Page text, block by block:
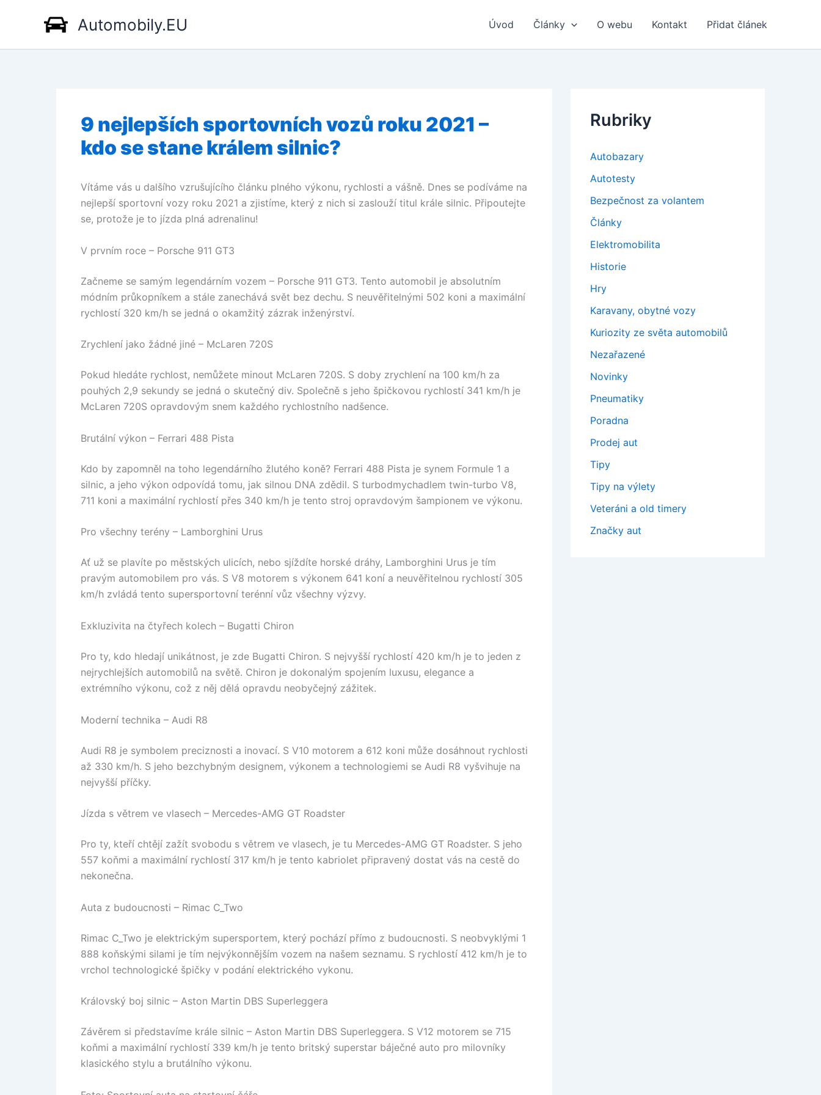
Automobily.EU Úvod Články O webu Kontakt Přidat článek
9 nejlepších sportovních vozů roku 2021 –
kdo se stane králem silnic?
Vítáme vás u dalšího vzrušujícího článku plného výkonu, rychlosti a vášně. Dnes se podíváme na
nejlepší sportovní vozy roku 2021 a zjistíme, který z nich si zaslouží titul krále silnic. Připoutejte
se, protože je to jízda plná adrenalinu!
V prvním roce – Porsche 911 GT3
Začneme se samým legendárním vozem – Porsche 911 GT3. Tento automobil je absolutním
módním průkopníkem a stále zanechává svět bez dechu. S neuvěřitelnými 502 koni a maximální
rychlostí 320 km/h se jedná o okamžitý zázrak inženýrství.
Zrychlení jako žádné jiné – McLaren 720S
Pokud hledáte rychlost, nemůžete minout McLaren 720S. S doby zrychlení na 100 km/h za
pouhých 2,9 sekundy se jedná o skutečný div. Společně s jeho špičkovou rychlostí 341 km/h je
McLaren 720S opravdovým snem každého rychlostního nadšence.
Brutální výkon – Ferrari 488 Pista
Kdo by zapomněl na toho legendárního žlutého koně? Ferrari 488 Pista je synem Formule 1 a
silnic, a jeho výkon odpovídá tomu, jak silnou DNA zdědil. S turbodmychadlem twin-turbo V8,
711 koni a maximální rychlostí přes 340 km/h je tento stroj opravdovým šampionem ve výkonu.
Pro všechny terény – Lamborghini Urus
Ať už se plavíte po městských ulicích, nebo sjíždíte horské dráhy, Lamborghini Urus je tím
pravým automobilem pro vás. S V8 motorem s výkonem 641 koní a neuvěřitelnou rychlostí 305
km/h zvládá tento supersportovní terénní vůz všechny výzvy.
Exkluzivita na čtyřech kolech – Bugatti Chiron
Pro ty, kdo hledají unikátnost, je zde Bugatti Chiron. S nejvyšší rychlostí 420 km/h je to jeden z
nejrychlejších automobilů na světě. Chiron je dokonalým spojením luxusu, elegance a
extrémního výkonu, což z něj dělá opravdu neobyčejný zážitek.
Moderní technika – Audi R8
Audi R8 je symbolem preciznosti a inovací. S V10 motorem a 612 koni může dosáhnout rychlosti
až 330 km/h. S jeho bezchybným designem, výkonem a technologiemi se Audi R8 vyšvihuje na
nejvyšší příčky.
Jízda s větrem ve vlasech – Mercedes-AMG GT Roadster
Pro ty, kteří chtějí zažít svobodu s větrem ve vlasech, je tu Mercedes-AMG GT Roadster. S jeho
557 koňmi a maximální rychlostí 317 km/h je tento kabriolet připravený dostat vás na cestě do
nekonečna.
Auta z budoucnosti – Rimac C_Two
Rimac C_Two je elektrickým supersportem, který pochází přímo z budoucnosti. S neobvyklými 1
888 koňskými silami je tím nejvýkonnějším vozem na našem seznamu. S rychlostí 412 km/h je to
vrchol technologické špičky v podání elektrického vykonu.
Královský boj silnic – Aston Martin DBS Superleggera
Závěrem si představíme krále silnic – Aston Martin DBS Superleggera. S V12 motorem se 715
koňmi a maximální rychlostí 339 km/h je tento britský superstar báječné auto pro milovníky
klasického stylu a brutálního výkonu.
Rubriky
Autobazary
Autotesty
Bezpečnost za volantem
Články
Elektromobilita
Historie
Hry
Karavany, obytné vozy
Kuriozity ze světa automobilů
Nezařazené
Novinky
Pneumatiky
Poradna
Prodej aut
Tipy
Tipy na výlety
Veteráni a old timery
Značky aut